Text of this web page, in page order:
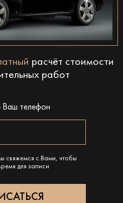
расчёт стоимости
работ
Ваш телефон
свяжемся с Вами, чтобы
для записи